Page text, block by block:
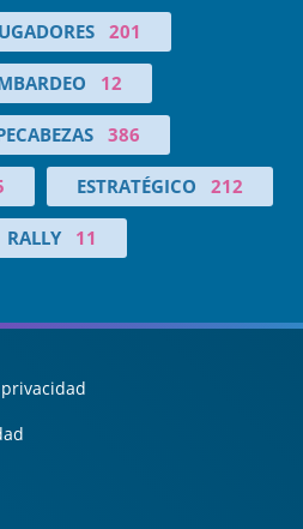
201
12
386
ESTRATÉGICO 212
RALLY 11